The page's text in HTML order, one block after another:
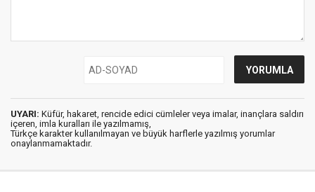
UYARI: Küfür, hakaret, rencide edici cümleler veya imalar, inançlara saldırı
içeren, imla kuralları ile yazılmamış,
Türkçe karakter kullanılmayan ve büyük harflerle yazılmış yorumlar
onaylanmamaktadır.